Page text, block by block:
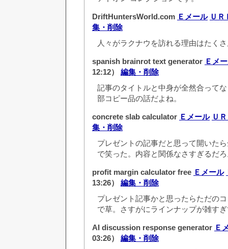
DriftHuntersWorld.com Ｅメール ＵＲ
集・削除
人々がラクナウを訪れる理由はたく
spanish brainrot text generator Ｅメ
12:12） 編集・削除
記事のタイトルと中身が全然合って
部コピー品の話だよね。
concrete slab calculator Ｅメール Ｕ
集・削除
プレゼントの記事だと思って開いた
で笑った。内容と関係なさすぎるだ
profit margin calculator free Ｅメール
13:26） 編集・削除
プレゼント記事かと思ったらただの
で草。さすがにラインナップが雑す
AI discussion response generator Ｅ
03:26） 編集・削除